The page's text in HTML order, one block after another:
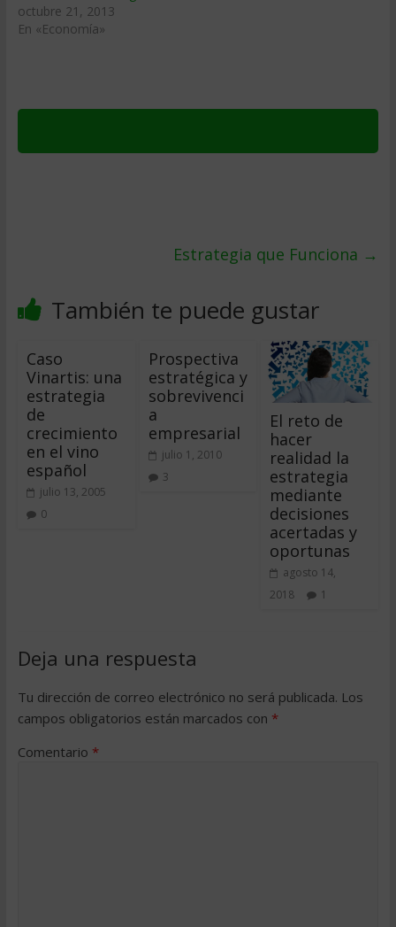
octubre 21, 2013
En «Economía»
Estrategia que Funciona →
También te puede gustar
Caso
Vinartis: una
estrategia
de
crecimiento
en el vino
español
julio 13, 2005
0
Prospectiva
estratégica y
sobrevivenci
a
empresarial
julio 1, 2010
3
El reto de
hacer
realidad la
estrategia
mediante
decisiones
acertadas y
oportunas
agosto 14,
2018
1
Deja una respuesta
Tu dirección de correo electrónico no será publicada. Los
campos obligatorios están marcados con *
Comentario *